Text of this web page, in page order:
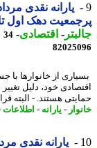
دهک اول تا
-اقتصادی-34 ساعت پیش - سه شنبه 13 مرداد 1405، 22:42
از خانوارها با
خود، دلیل تغییر
هستند. - البته قرار
-یارانه- اطلاعات-